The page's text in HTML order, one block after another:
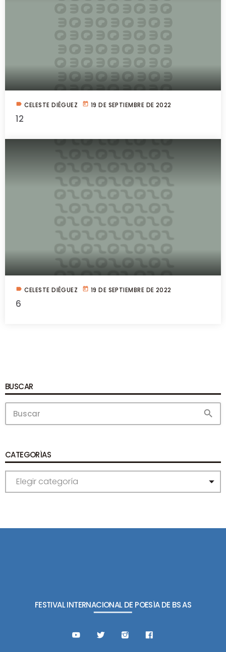
label CELESTE DIÉGUEZ today 19 DE SEPTIEMBRE DE 2022
12
label CELESTE DIÉGUEZ today 19 DE SEPTIEMBRE DE 2022
6
BUSCAR
search
CATEGORÍAS
C
T
R
FESTIVAL INTERNACIONAL DE POESÍA DE BS AS